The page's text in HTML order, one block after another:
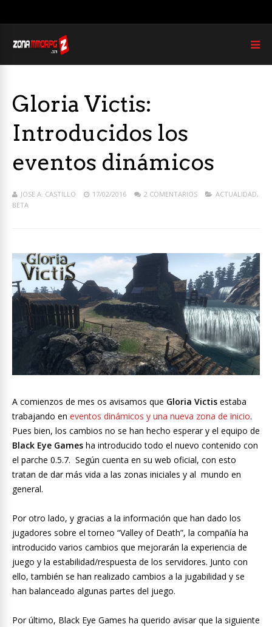
Gloria Victis:
Introducidos los
eventos dinámicos
JOSE A. CASTILLO 17/02/2016 2 COMENTARIOS ACTUALIDAD,
BETA
A comienzos de mes os avisamos que Gloria Victis estaba
trabajando en eventos dinámicos y una nueva zona de inicio.
Pues bien, los cambios no se han hecho esperar y el equipo de
Black Eye Games ha introducido todo el nuevo contenido con
el parche 0.5.7. Según cuenta en su web oficial, con esto
tratan de dar más vida a las zonas iniciales y al mundo en
general.
Por otro lado, y gracias a la información que han dado los
jugadores sobre el torneo “Valley of Death”, la compañía ha
introducido varios cambios que mejorarán la experiencia de
juego y la estabilidad/respuesta de los servidores. Junto con
ello, también se han realizado cambios a la jugabilidad y se
han balanceado algunas partes del juego.
Por último, Black Eye Games ha querido avisar que la siguiente